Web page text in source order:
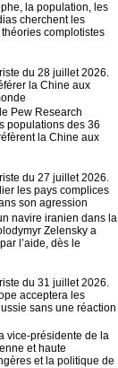
la population, les
cherchent les
complotistes
du 28 juillet 2026.
la Chine aux
Pew Research
populations des 36
la Chine aux
du 27 juillet 2026.
les pays complices
son agression
navire iranien dans la
Zelensky a
l’aide, dès le
du 31 juillet 2026.
acceptera les
sans une réaction
vice-présidente de la
et haute
et la politique de